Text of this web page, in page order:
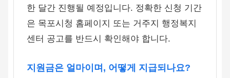
한 달간 진행될 예정입니다. 정확한 신청 기간
은 목포시청 홈페이지 또는 거주지 행정복지
센터 공고를 반드시 확인해야 합니다.
지원금은 얼마이며, 어떻게 지급되나요?